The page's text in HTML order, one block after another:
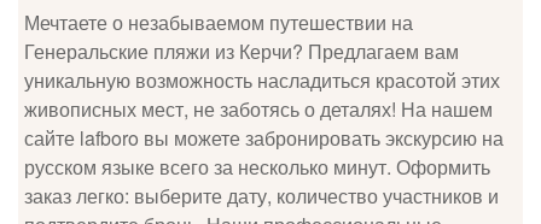
Мечтаете о незабываемом путешествии на
Генеральские пляжи из Керчи? Предлагаем вам
уникальную возможность насладиться красотой этих
живописных мест, не заботясь о деталях! На нашем
сайте lafboro вы можете забронировать экскурсию на
русском языке всего за несколько минут. Оформить
заказ легко: выберите дату, количество участников и